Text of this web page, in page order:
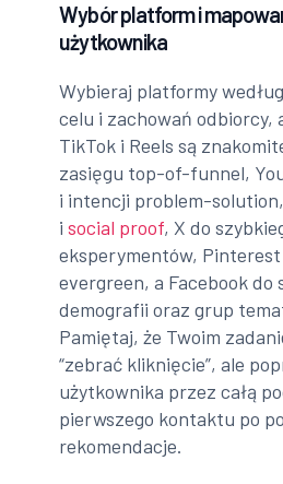
Wybór platform i
użytkownika
Wybieraj platformy
celu i zachowań odbiorcy,
TikTok i Reels są
zasięgu top-of-funnel,
i intencji problem-
isocial proof, X do
eksperymentów,
evergreen, a Facebook do
demografii oraz grup
Pamiętaj, że Twoim
“zebrać kliknięcie”, ale
użytkownika przez całą
pierwszego kontaktu po
rekomendacje.